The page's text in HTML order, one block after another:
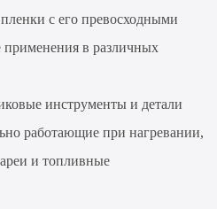
с его превосходными
в различных
инструменты и детали
работающие при нагревании,
и топливные